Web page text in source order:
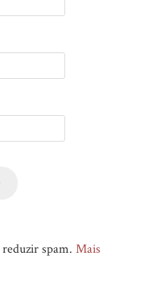
spam. Mais